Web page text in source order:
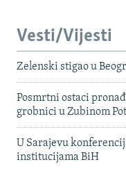
Vesti/Vijesti
Zelenski stigao u
Posmrtni ostaci
grobnici u Zubinom
U Sarajevu
institucijama BiH